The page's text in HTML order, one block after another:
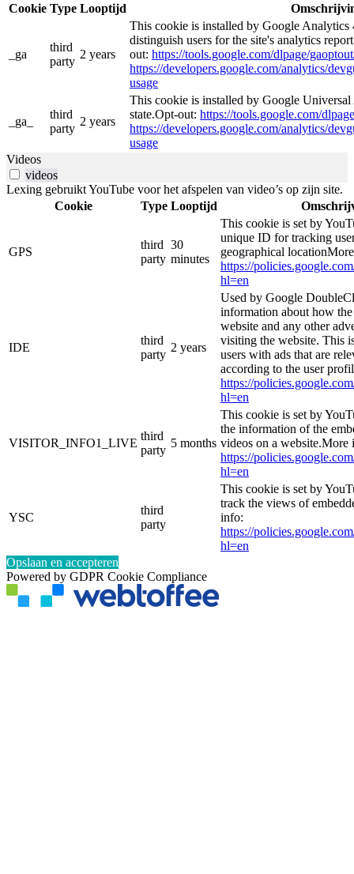
Cookie Type Looptijd
_ga
third
party
2 years
This cookie is installed by Google Analytics
distinguish users for the site's analytics
out: https://tools.google.com/dlpage/
https://developers.google.com/analytics/
usage
_ga_
third
party
2 years
This cookie is installed by Google Universal
state.Opt-out: https://tools.google.com/
https://developers.google.com/analytics/
usage
Videos
videos
Lexing gebruikt YouTube voor het afspelen van video’s op zijn site.
Cookie
Type Looptijd
GPS
third
party
30
minutes
This cookie is set by
unique ID for tracking
geographical
https://
hl=en
IDE
third
party
2 years
Used by Google
information about how the
website and any other
visiting the website. This
users with ads that are
according to the user
https://
hl=en
VISITOR_INFO1_LIVE
third
party
5 months
This cookie is set by
the information of the
videos on a website.More
https://
hl=en
YSC
third
party
This cookie is set by
track the views of
info:
https://
hl=en
Opslaan en accepteren
Powered by GDPR Cookie Compliance